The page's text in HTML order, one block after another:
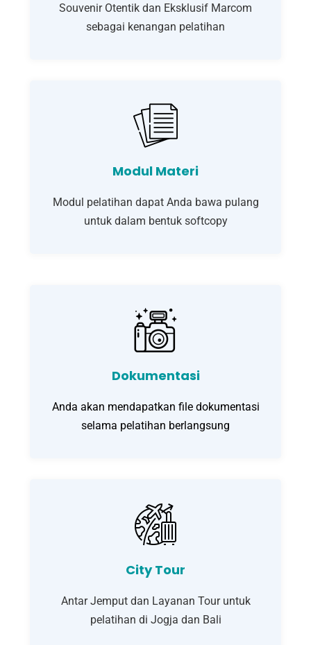
Souvenir Otentik dan Eksklusif Marcom
sebagai kenangan pelatihan
Modul Materi
Modul pelatihan dapat Anda bawa pulang
untuk dalam bentuk softcopy
Dokumentasi
Anda akan mendapatkan file dokumentasi
selama pelatihan berlangsung
City Tour
Antar Jemput dan Layanan Tour untuk
pelatihan di Jogja dan Bali